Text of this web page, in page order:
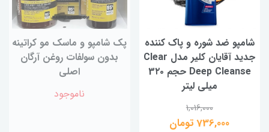
شامپو ضد شوره و پاک کننده
جدید آقایان کلیر مدل Clear
Deep Cleanse حجم 3۲۰
میلی لیتر
1,016,000
736,000 تومان
پک شامپو و ماسک مو کراتینه
بدون سولفات روغن آرگان
اصلی
ناموجود